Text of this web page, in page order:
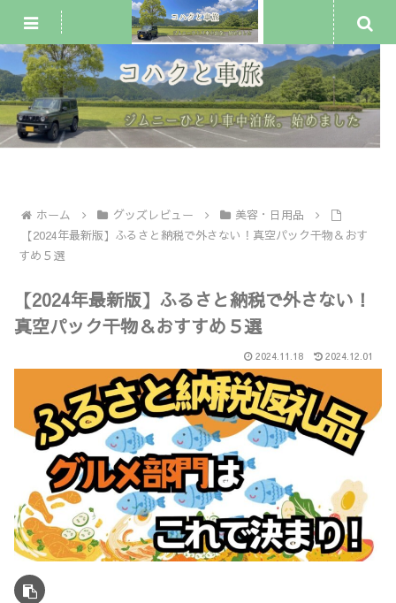
ジムニー車中泊・一人旅 犬連れ旅行 車中泊スポット
ホーム グッズレビュー
美容・日用品
【2024年最新版】ふるさと納税で外さない！真空パック干物＆おす
すめ５選
【2024年最新版】ふるさと納税で外さない！
真空パック干物＆おすすめ５選
2024.11.18 2024.12.01